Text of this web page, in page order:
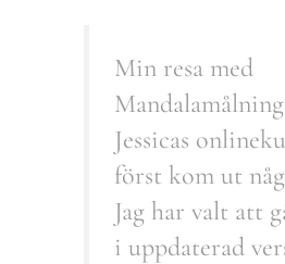
Min resa med
Jessicas
först kom ut
Jag har valt att
i uppdaterad